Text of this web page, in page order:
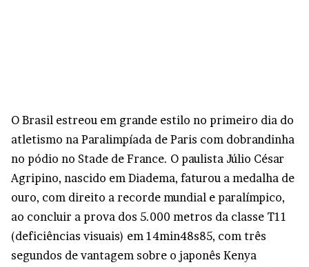
O Brasil estreou em grande estilo no primeiro dia do
atletismo na Paralimpíada de Paris com dobrandinha
no pódio no Stade de France. O paulista Júlio César
Agripino, nascido em Diadema, faturou a medalha de
ouro, com direito a recorde mundial e paralímpico,
ao concluir a prova dos 5.000 metros da classe T11
(deficiências visuais) em 14min48s85, com três
segundos de vantagem sobre o japonês Kenya